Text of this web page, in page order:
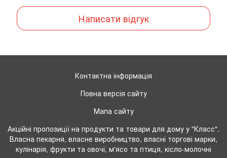
Написати відгук
Контактна інформація
Повна версія сайту
Мапа сайту
Акційні пропозиції на продукти та товари для дому у "Класс".
Власна пекарня, власне виробництво, власні торгові марки,
кулінарія, фрукти та овочі, м'ясо та птиця, кісло-молочні